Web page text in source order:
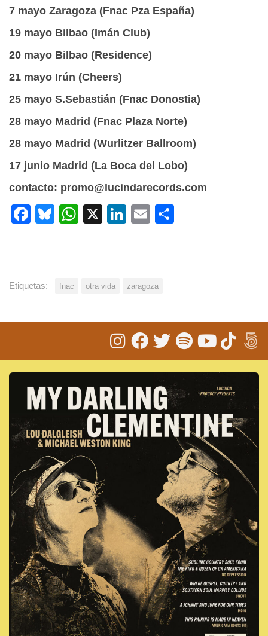
7 mayo Zaragoza (Fnac Pza España)
19 mayo Bilbao (Imán Club)
20 mayo Bilbao (Residence)
21 mayo Irún (Cheers)
25 mayo S.Sebastián (Fnac Donostia)
28 mayo Madrid (Fnac Plaza Norte)
28 mayo Madrid (Wurlitzer Ballroom)
17 junio Madrid (La Boca del Lobo)
contacto: promo@lucindarecords.com
Facebook
Bluesky
WhatsApp
X LinkedIn
Email
Etiquetas: fnac otra vida zaragoza